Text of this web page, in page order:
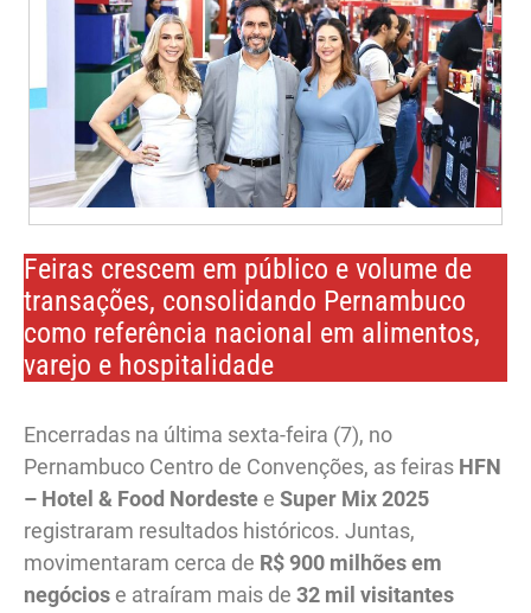
Feiras crescem em público e volume de
transações, consolidando Pernambuco
como referência nacional em alimentos,
varejo e hospitalidade
Encerradas na última sexta-feira (7), no
Pernambuco Centro de Convenções, as feiras HFN
– Hotel & Food Nordeste e Super Mix 2025
registraram resultados históricos. Juntas,
movimentaram cerca de R$ 900 milhões em
negócios e atraíram mais de 32 mil visitantes